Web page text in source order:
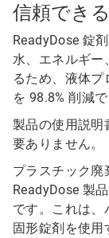
信頼でき
ReadyDose 錠
水、エネルギー
るため、液体
を 98.8% 削減で
製品の使用説明
要ありません。
プラスチック
ReadyDose 製
です。これは、
固形錠剤を使用